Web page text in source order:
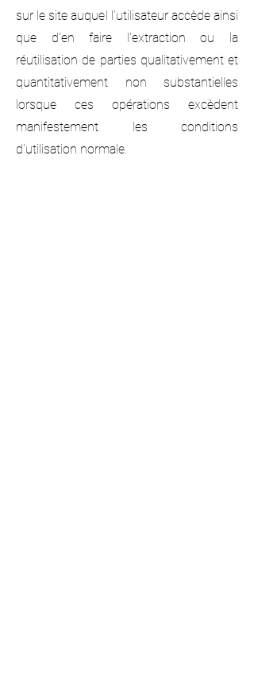
sur le site auquel l’utilisateur accède ainsi
que d'en faire l'extraction ou la
réutilisation de parties qualitativement et
quantitativement non substantielles
lorsque ces opérations excèdent
manifestement les conditions
d'utilisation normale.